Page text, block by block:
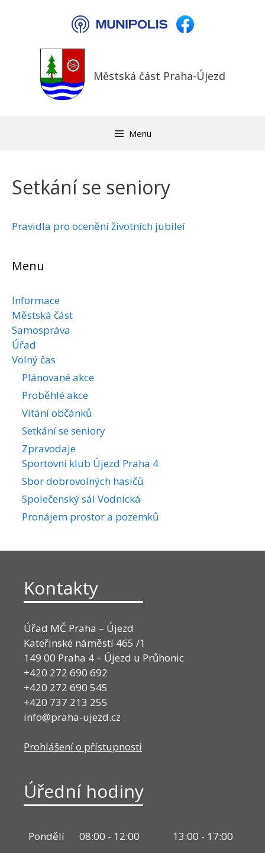
Městská část Praha-Újezd
Menu
Setkání se seniory
Pravidla pro ocenění životních jubileí
Menu
Informace
Městská část
Samospráva
Úřad
Volný čas
Plánované akce
Proběhlé akce
Vítání občánků
Setkání se seniory
Zpravodaje
Sportovní klub Újezd Praha 4
Sbor dobrovolných hasičů
Společenský sál Vodnická
Pronájem prostor a pozemků
Kontakty
Úřad MČ Praha – Újezd
Kateřinské náměstí 465 /1
149 00 Praha 4 – Újezd u Průhonic
+420 272 690 692
+420 272 690 545
+420 737 213 255
info@praha-ujezd.cz
Prohlášení o přístupnosti
Úřední hodiny
Pondělí 08:00 - 12:00
13:00 - 17:00